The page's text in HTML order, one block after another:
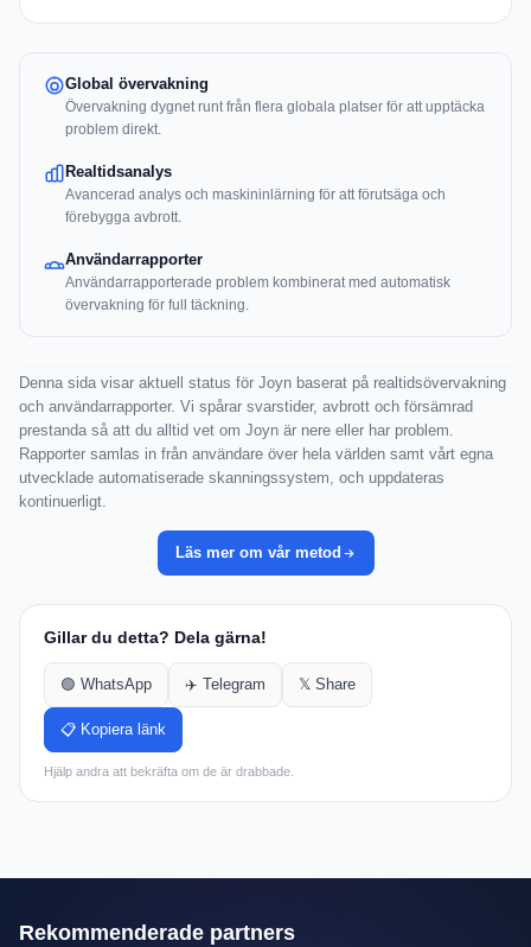
Global övervakning
Övervakning dygnet runt från flera globala platser för att upptäcka
problem direkt.
Realtidsanalys
Avancerad analys och maskininlärning för att förutsäga och
förebygga avbrott.
Användarrapporter
Användarrapporterade problem kombinerat med automatisk
övervakning för full täckning.
Denna sida visar aktuell status för Joyn baserat på realtidsövervakning
och användarrapporter. Vi spårar svarstider, avbrott och försämrad
prestanda så att du alltid vet om Joyn är nere eller har problem.
Rapporter samlas in från användare över hela världen samt vårt egna
utvecklade automatiserade skanningssystem, och uppdateras
kontinuerligt.
Läs mer om vår metod
Gillar du detta? Dela gärna!
🟢 WhatsApp ✈️ Telegram 𝕏 Share
📋 Kopiera länk
Hjälp andra att bekräfta om de är drabbade.
Rekommenderade partners